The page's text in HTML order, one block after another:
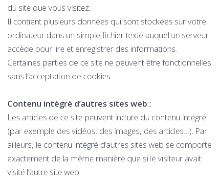
du site que vous visitez.
Il contient plusieurs données qui sont stockées sur votre
ordinateur dans un simple fichier texte auquel un serveur
accède pour lire et enregistrer des informations.
Certaines parties de ce site ne peuvent être fonctionnelles
sans l’acceptation de cookies.
Contenu intégré d’autres sites web :
Les articles de ce site peuvent inclure du contenu intégré
(par exemple des vidéos, des images, des articles…). Par
ailleurs, le contenu intégré d’autres sites web se comporte
exactement de la même manière que si le visiteur avait
visité l’autre site web.